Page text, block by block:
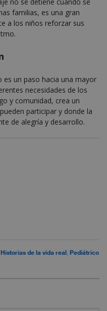
familias, es una gran
a los niños reforzar sus
es un paso hacia una mayor
necesidades de los
y comunidad, crea un
participar y donde la
de alegría y desarrollo.
Historias de la vida real, Pediátrico